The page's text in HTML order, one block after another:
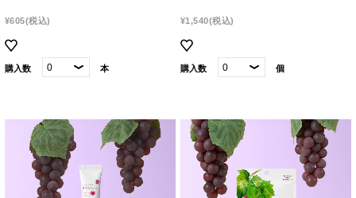
¥605(税込)
購入数 本
¥1,540(税込)
購入数 個